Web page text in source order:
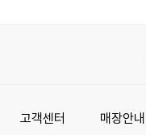
고객센터 매장안내